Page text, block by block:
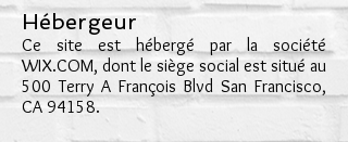
Hébergeur
Ce site est hébergé par la société
WIX.COM, dont le siège social est situé au
500 Terry A François Blvd San Francisco,
CA 94158.